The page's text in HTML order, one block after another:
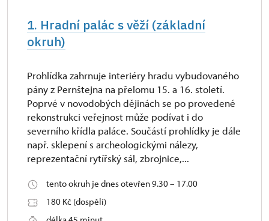
1. Hradní palác s věží (základní
okruh)
Prohlídka zahrnuje interiéry hradu vybudovaného
pány z Pernštejna na přelomu 15. a 16. století.
Poprvé v novodobých dějinách se po provedené
rekonstrukci veřejnost může podívat i do
severního křídla paláce. Součástí prohlídky je dále
např. sklepení s archeologickými nálezy,
reprezentační rytířský sál, zbrojnice,...
tento okruh je dnes otevřen 9.30 – 17.00
180 Kč (dospělí)